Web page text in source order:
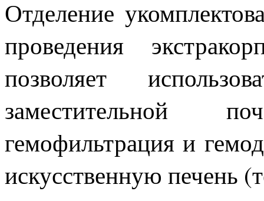
Отделение
проведения
позволяет
заместительной
гемофильтрация и
искусственную